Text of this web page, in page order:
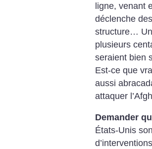
ligne, venant
déclenche
structure…
plusieurs
seraient bien
Est-ce que
aussi
attaquer
Demander
États-Unis